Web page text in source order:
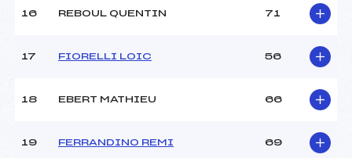
-6
-5
Min->Mas
16 REBOUL QUENTIN 71
17 FIORELLI LOIC 56
18 EBERT MATHIEU 66
19 FERRANDINO REMI 69